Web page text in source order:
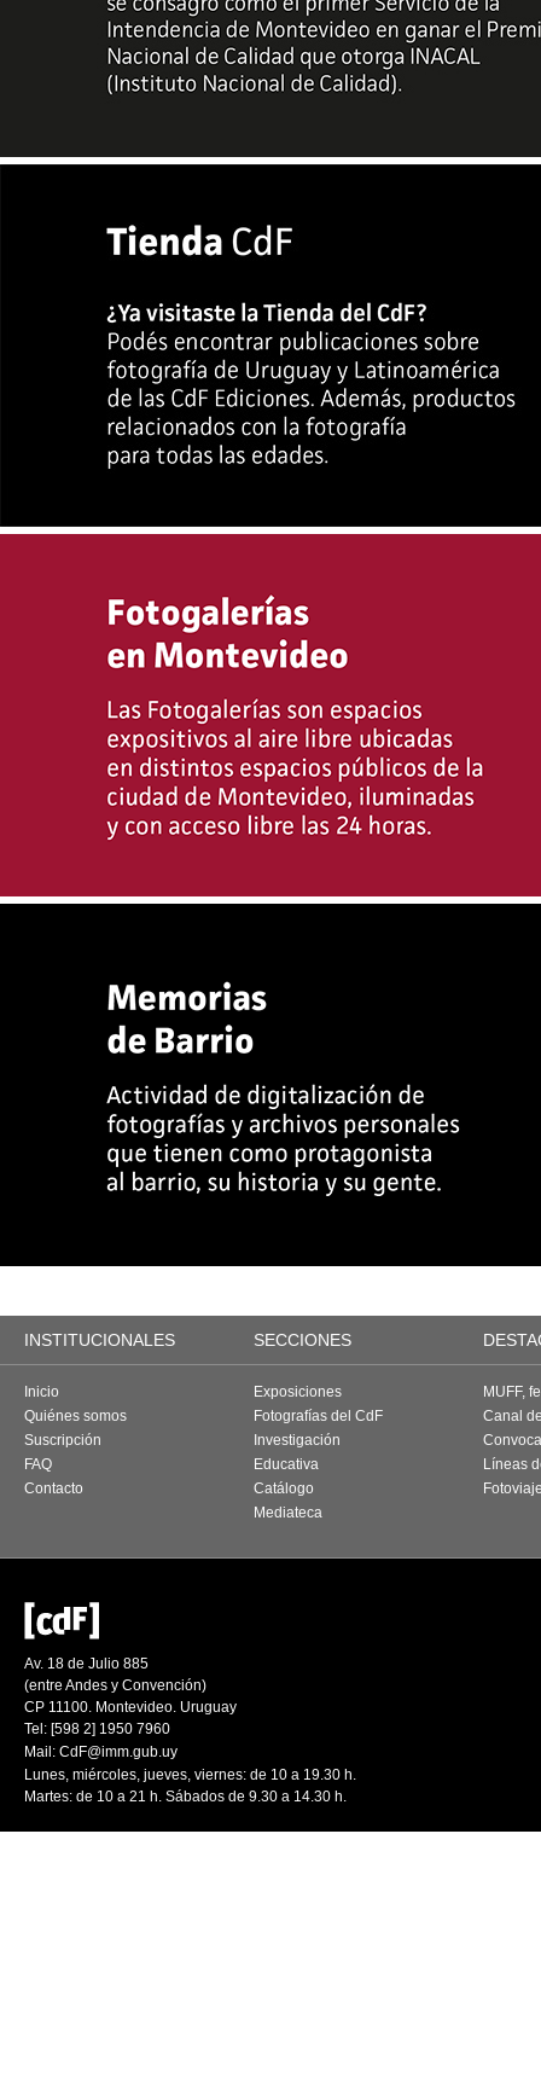
INSTITUCIONALES SECCIONES
Inicio
Quiénes somos
Suscripción
FAQ
Contacto
Exposiciones
Fotografías del CdF
Investigación
Educativa
Catálogo
Mediateca
MUFF,
Canal
Líneas
Av. 18 de Julio 885
(entre Andes y Convención)
CP 11100. Montevideo. Uruguay
Tel: [598 2] 1950 7960
Mail: CdF@imm.gub.uy
Lunes, miércoles, jueves, viernes: de 10 a 19.30 h.
Martes: de 10 a 21 h. Sábados de 9.30 a 14.30 h.